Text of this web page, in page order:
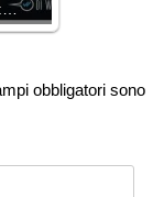
obbligatori sono